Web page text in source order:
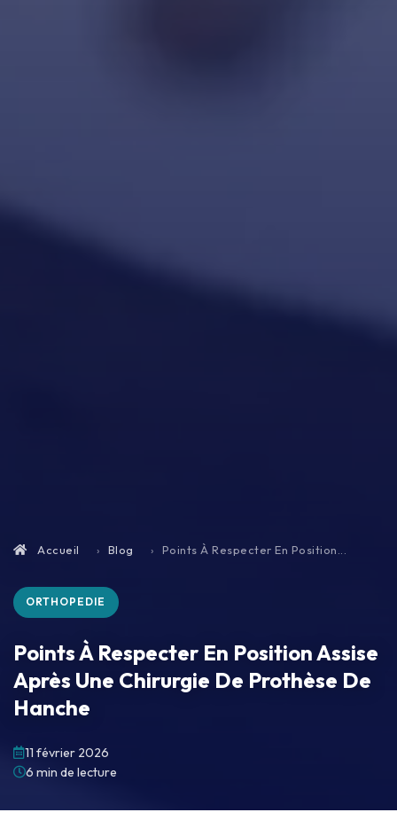
Accueil Blog Points À Respecter En Position...
ORTHOPEDIE
Points À Respecter En Position Assise
Après Une Chirurgie De Prothèse De
Hanche
11 février 2026
6 min de lecture